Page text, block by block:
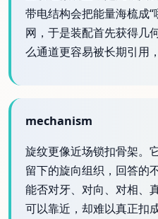
带电结构会把能量海梳成
网，于是装配首先获得几
么通道更容易被长期引用
mechanism
旋纹更像近场锁扣骨架。
留下的旋向组织，回答的
能否对牙、对向、对相、
可以靠近，却难以真正扣